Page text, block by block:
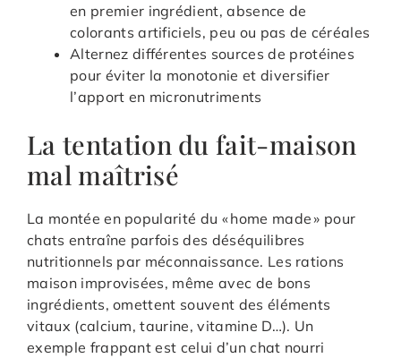
en premier ingrédient, absence de
colorants artificiels, peu ou pas de céréales
Alternez différentes sources de protéines
pour éviter la monotonie et diversifier
l’apport en micronutriments
La tentation du fait-maison
mal maîtrisé
La montée en popularité du « home made » pour
chats entraîne parfois des déséquilibres
nutritionnels par méconnaissance. Les rations
maison improvisées, même avec de bons
ingrédients, omettent souvent des éléments
vitaux (calcium, taurine, vitamine D…). Un
exemple frappant est celui d’un chat nourri